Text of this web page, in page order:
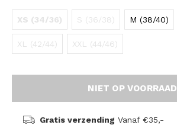
XS (34/36) S (36/38) M (38/40)
XL (42/44) XXL (44/46)
NIET OP VOORRAAD
Gratis verzending Vanaf €35,-